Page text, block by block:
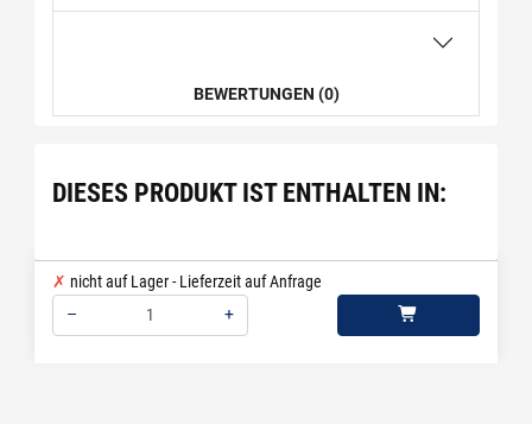
BEWERTUNGEN (0)
DIESES PRODUKT IST ENTHALTEN IN:
nicht auf Lager - Lieferzeit auf Anfrage
–
+